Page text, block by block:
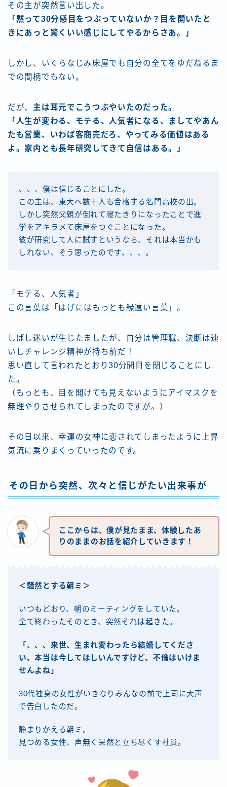
その主が突然言い出した。
「黙って30分感目をつぶっていないか？目を開いたと
きにあっと驚くいい感じにしてやるからさあ。」
しかし、いくらなじみ床屋でも自分の全てをゆだねるま
での間柄でもない。
だが、 主は耳元でこうつぶやいたのだった。
「人生が変わる、モテる、人気者になる、ましてやあん
たも営業、いわば客商売だろ、やってみる価値はある
よ。家内とも長年研究してきて自信はある。」
、、、僕は信じることにした。
この主は、東大へ数十人も合格する名門高校の出。
しかし突然父親が倒れて寝たきりになったことで進
学をアキラメて床屋をつぐことになった。
彼が研究して人に試すというなら、それは本当かも
しれない、そう思ったのです、、、。
「モテる、人気者」
この言葉は「はげにはもっとも縁遠い言葉」。
しばし迷いが生じたましたが、自分は管理職、決断は速
いしチャレンジ精神が持ち前だ！
思い直して言われたとおり30分間目を閉じることにし
た。
（もっとも、目を開けても見えないようにアイマスクを
無理やりさせられてしまったのですが。）
その日以来、幸運の女神に恋されてしまったように上昇
気流に乗りまくっていったのです。
その日から突然、次々と信じがたい出来事が
ここからは、僕が見たまま、体験したあ
りのままのお話を紹介していきます！
＜騒然とする朝ミ＞
いつもどおり、朝のミーティングをしていた。
全て終わったそのとき、突然それは起きた。
「、、、来世、生まれ変わったら結婚してくださ
い、本当は今してほしいんですけど、不倫はいけま
せんよね」
30代独身の女性がいきなりみんなの前で上司に大声
で告白したのだ。
静まりかえる朝ミ。
見つめる女性、声無く呆然と立ち尽くす社員。